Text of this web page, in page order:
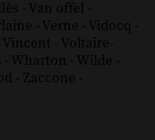
- Van offel -
- Verne - Vidocq -
Vincent - Voltaire-
- Wharton - Wilde -
- Zaccone -